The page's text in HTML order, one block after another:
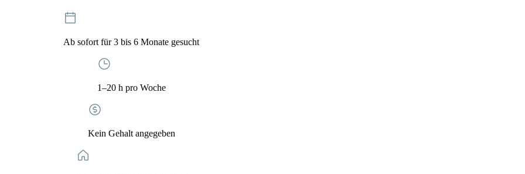
Ab sofort für 3 bis 6 Monate gesucht
1–20 h pro Woche
Kein Gehalt angegeben